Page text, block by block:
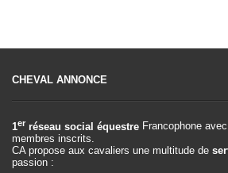
CHEVAL ANNONCE
1er réseau social équestre Francophone
membres inscrits.
CA propose aux cavaliers une multitude de
passion :